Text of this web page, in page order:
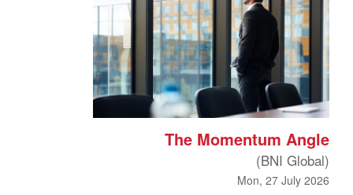
The Momentum Angle
(BNI Global)
Mon, 27 July 2026